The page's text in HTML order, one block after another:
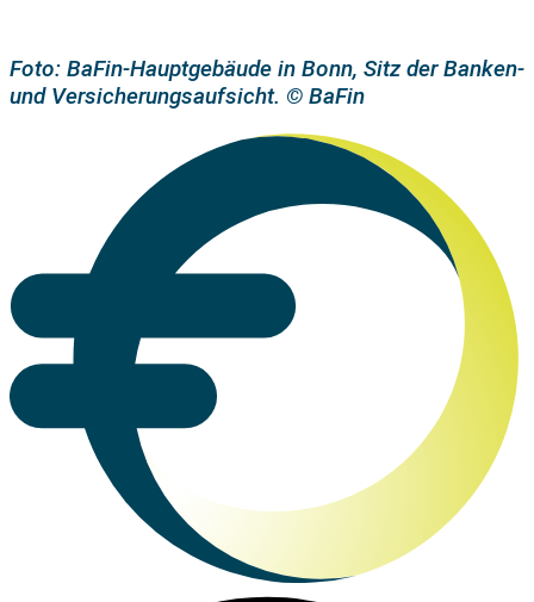
Foto: BaFin-Hauptgebäude in Bonn, Sitz der Banken-
und Versicherungsaufsicht. © BaFin